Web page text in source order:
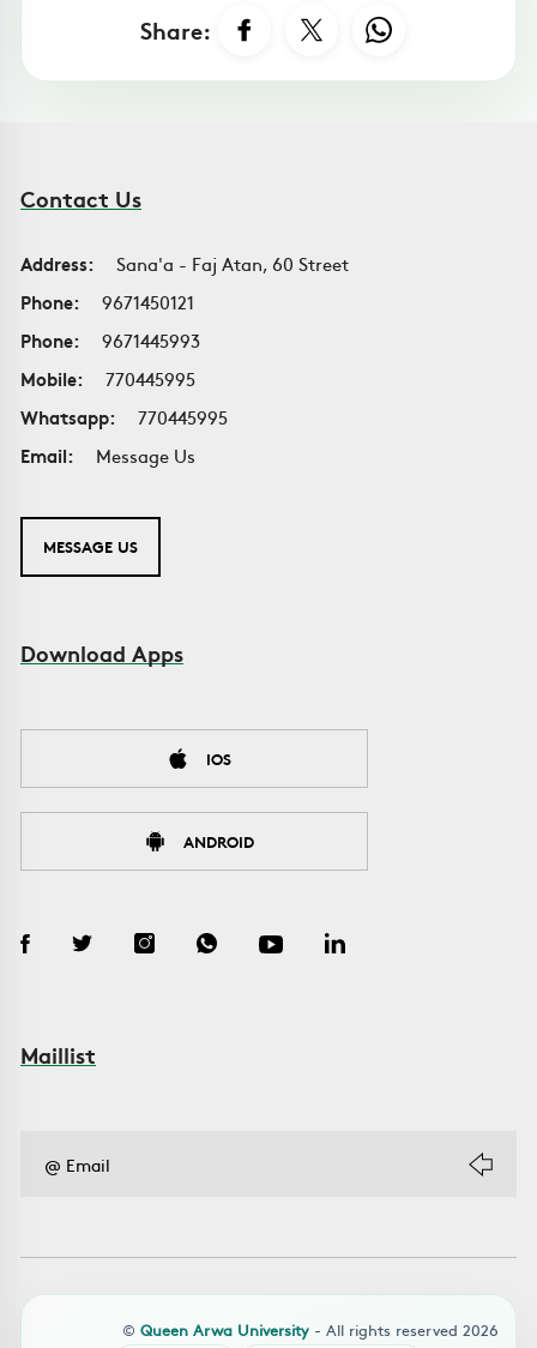
Share:
Contact Us
Address:
Sana'a - Faj Atan, 60 Street
Phone:
9671450121
Phone:
9671445993
Mobile:
770445995
Whatsapp:
770445995
Email:
Message Us
MESSAGE US
Download Apps
IOS
ANDROID
Maillist
© Queen Arwa University - All rights reserved 2026